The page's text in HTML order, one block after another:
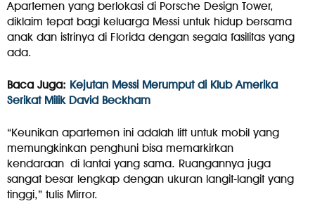
Apartemen yang berlokasi di Porsche Design Tower,
diklaim tepat bagi keluarga Messi untuk hidup bersama
anak dan istrinya di Florida dengan segala fasilitas yang
ada.
Baca Juga: Kejutan Messi Merumput di Klub Amerika
Serikat Milik David Beckham
“Keunikan apartemen ini adalah lift untuk mobil yang
memungkinkan penghuni bisa memarkirkan
kendaraan di lantai yang sama. Ruangannya juga
sangat besar lengkap dengan ukuran langit-langit yang
tinggi,” tulis Mirror.